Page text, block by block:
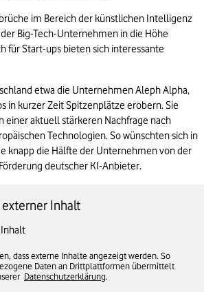
im Bereich der künstlichen Intelligenz
Big-Tech-Unternehmen in die Höhe
für Start-ups bieten sich interessante
etwa die Unternehmen Aleph Alpha,
in kurzer Zeit Spitzenplätze erobern. Sie
einer aktuell stärkeren Nachfrage nach
Technologien. So wünschten sich in
knapp die Hälfte der Unternehmen von der
deutscher KI-Anbieter.
Inhalt
dass externe Inhalte angezeigt werden. So
Daten an Drittplattformen übermittelt
Datenschutzerklärung.